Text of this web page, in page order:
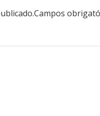
Campos